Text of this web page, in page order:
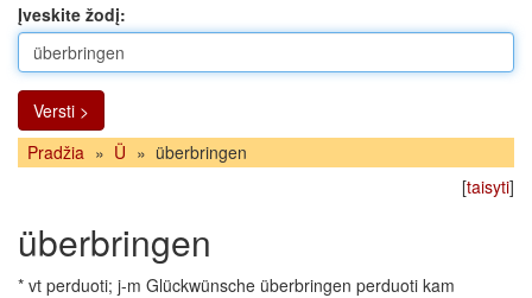
Įveskite žodį:
Versti >
Pradžia » Ü » überbringen
[taisyti]
überbringen
* vt perduoti; j-m Glückwünsche überbringen perduoti kam